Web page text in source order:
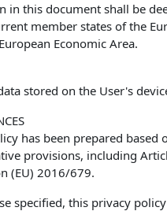
in this document shall be
member states of the
Economic Area.
stored on the User's
has been prepared based
provisions, including
(EU) 2016/679.
specified, this privacy